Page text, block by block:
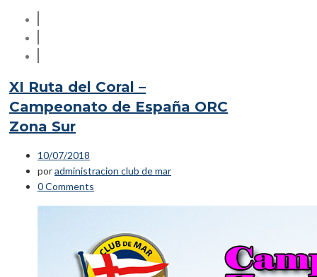
XI Ruta del Coral –
Campeonato de España ORC
Zona Sur
10/07/2018
poradministracion club de mar
0 Comments